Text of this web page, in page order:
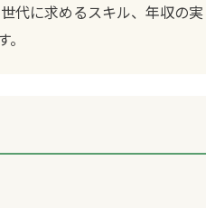
代に求めるスキル、年収の実